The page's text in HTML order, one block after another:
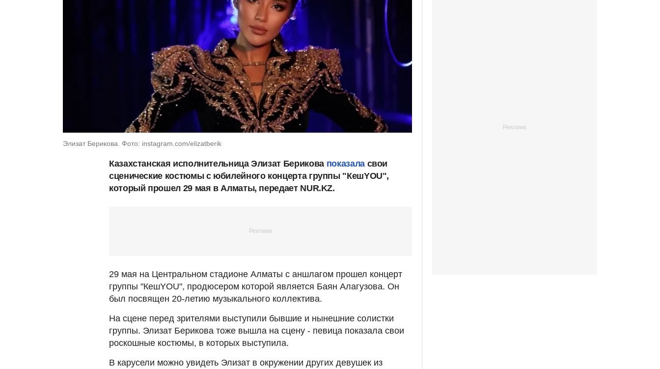
Элизат Берикова. Фото: instagram.com/elizatberik
Казахстанская исполнительница Элизат Берикова показаласвои
сценические костюмы с юбилейного концерта группы "КешYOU",
который прошел 29 мая в Алматы, передает NUR.KZ.
29 мая на Центральном стадионе Алматы с аншлагом прошел концерт
группы "КешYOU", продюсером которой является Баян Алагузова. Он
был посвящен 20-летию музыкального коллектива.
На сцене перед зрителями выступили бывшие и нынешние солистки
группы. Элизат Берикова тоже вышла на сцену - певица показала свои
роскошные костюмы, в которых выступила.
В карусели можно увидеть Элизат в окружении других девушек из